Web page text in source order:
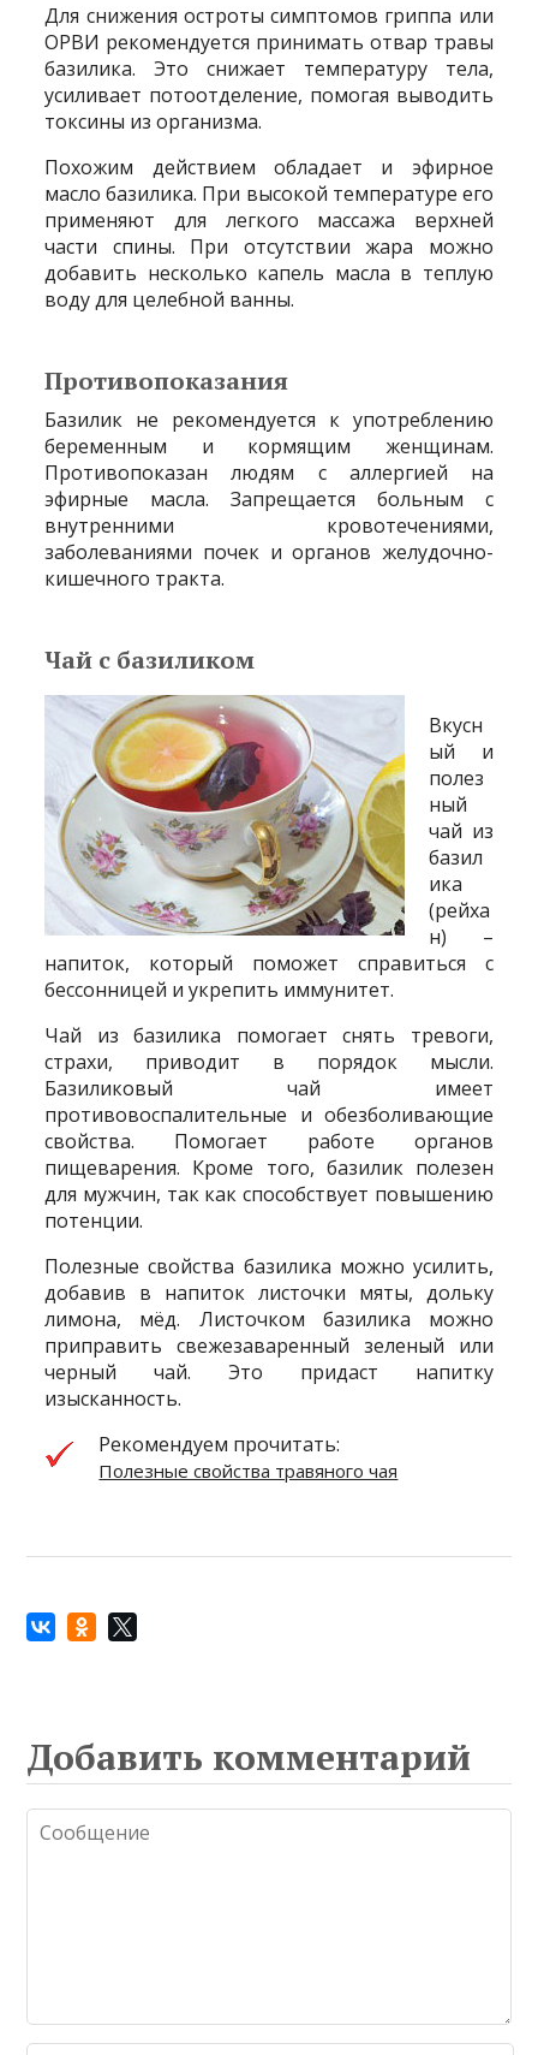
Для снижения остроты симптомов гриппа или
ОРВИ рекомендуется принимать отвар травы
базилика. Это снижает температуру тела,
усиливает потоотделение, помогая выводить
токсины из организма.
Похожим действием обладает и эфирное
масло базилика. При высокой температуре его
применяют для легкого массажа верхней
части спины. При отсутствии жара можно
добавить несколько капель масла в теплую
воду для целебной ванны.
Противопоказания
Базилик не рекомендуется к употреблению
беременным и кормящим женщинам.
Противопоказан людям с аллергией на
эфирные масла. Запрещается больным с
внутренними кровотечениями,
заболеваниями почек и органов желудочно-
кишечного тракта.
Чай с базиликом
Вкусн
ый и
полез
ный
чай из
базил
ика
(рейха
н) –
напиток, который поможет справиться с
бессонницей и укрепить иммунитет.
Чай из базилика помогает снять тревоги,
страхи, приводит в порядок мысли.
Базиликовый чай имеет
противовоспалительные и обезболивающие
свойства. Помогает работе органов
пищеварения. Кроме того, базилик полезен
для мужчин, так как способствует повышению
потенции.
Полезные свойства базилика можно усилить,
добавив в напиток листочки мяты, дольку
лимона, мёд. Листочком базилика можно
приправить свежезаваренный зеленый или
черный чай. Это придаст напитку
изысканность.
Рекомендуем прочитать:
Полезные свойства травяного чая
Добавить комментарий